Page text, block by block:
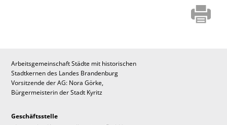
Arbeitsgemeinschaft Städte mit historischen
Stadtkernen des Landes Brandenburg
Vorsitzende der AG: Nora Görke,
Bürgermeisterin der Stadt Kyritz
Geschäftsstelle